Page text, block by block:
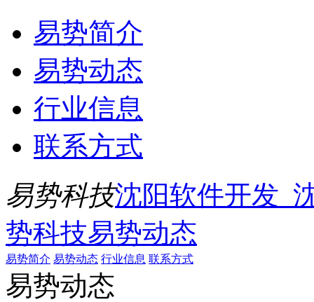
易势简介
易势动态
行业信息
联系方式
易势科技沈阳软件开发_
势科技易势动态
易势简介 易势动态 行业信息 联系方式
易势动态